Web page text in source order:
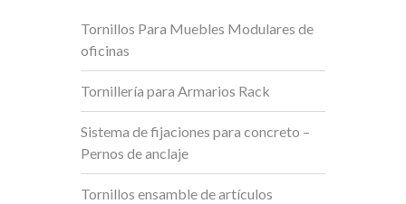
Tornillos Para Muebles Modulares de
oficinas
Tornillería para Armarios Rack
Sistema de fijaciones para concreto –
Pernos de anclaje
Tornillos ensamble de artículos